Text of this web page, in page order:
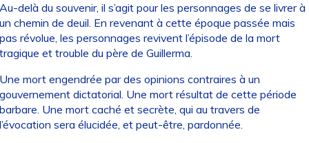
delà du souvenir, il s’agit pour les personnages de se livrer à
chemin de deuil. En revenant à cette époque passée mais
révolue, les personnages revivent l’épisode de la mort
et trouble du père de Guillerma.
mort engendrée par des opinions contraires à un
dictatorial. Une mort résultat de cette période
Une mort caché et secrète, qui au travers de
sera élucidée, et peut-être, pardonnée.